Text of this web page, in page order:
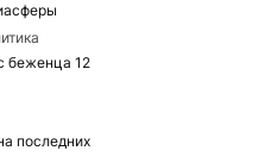
беженца 12
последних